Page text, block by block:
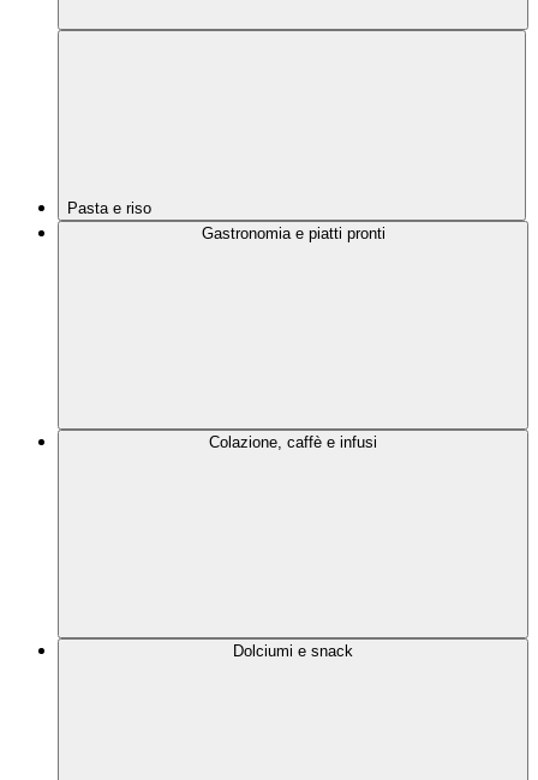
Pasta e riso
Gastronomia e piatti pronti
Colazione, caffè e infusi
Dolciumi e snack